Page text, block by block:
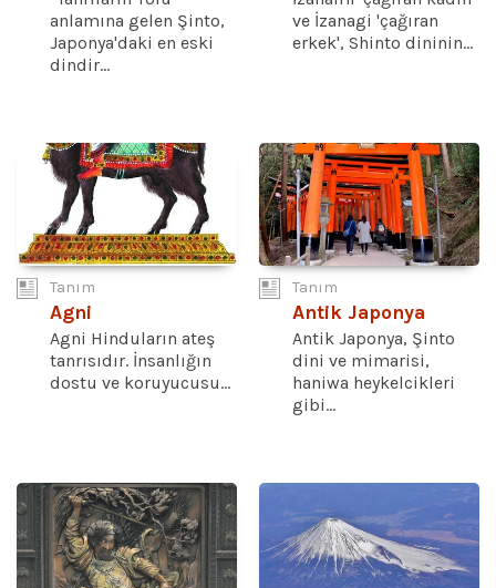
anlamına gelen Şinto,
Japonya'daki en eski
dindir...
ve İzanagi 'çağıran
erkek', Shinto dininin...
Tanım
Agni
Agni Hinduların ateş
tanrısıdır. İnsanlığın
dostu ve koruyucusu...
Tanım
Antik Japonya
Antik Japonya, Şinto
dini ve mimarisi,
haniwa heykelcikleri
gibi...